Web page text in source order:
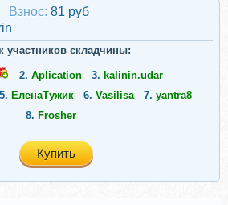
Взнос: 81 руб
участников складчины:
2. Aplication 3. kalinin.udar
5. ЕленаТужик 6. Vasilisa 7. yantra8
8. Frosher
Купить